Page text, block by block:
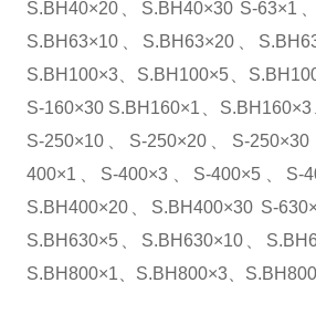
S.BH40×20、S.BH40×30 S-63×1
S.BH63×10、S.BH63×20、
S.BH100×3、S.BH100×5、
S-160×30 S.BH160×1、
S-250×10、S-250×20、S-
400×1、S-400×3、S-400×5、S-
S.BH400×20、S.BH400×30 S-
S.BH630×5、S.BH630×10、
S.BH800×1、S.BH800×3、